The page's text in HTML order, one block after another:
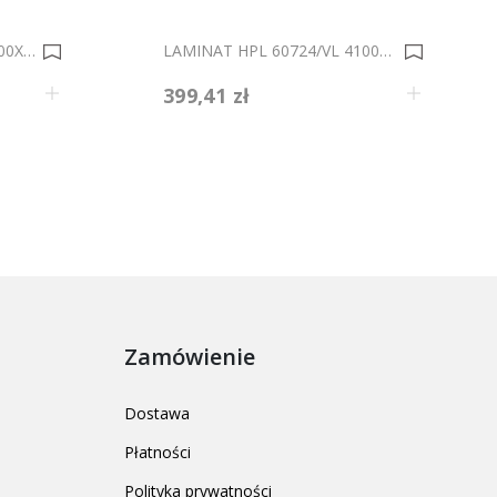
LAMINAT HPL 1082/SM 4100X1320X0,5 0019546 LAMINAT HPL 60724/VL 4100x1320X0,5 0033993
399,41 zł
Zamówienie
Dostawa
Płatności
Polityka prywatności